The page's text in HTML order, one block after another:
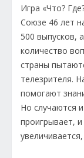
Игра «Что?
Союзе 46 лет
500 выпусков,
количество
страны
телезрителя.
помогают
Но случаются
проигрывает,